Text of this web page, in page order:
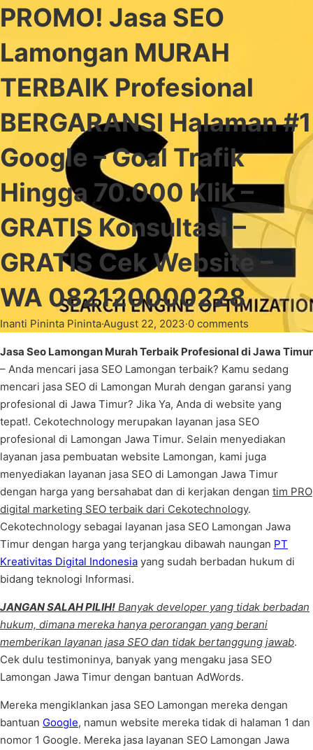
PROMO! Jasa SEO
Lamongan MURAH
TERBAIK Profesional
BERGARANSI Halaman #1
Google – Goal Trafik
Hingga 70.000 Klik –
GRATIS Konsultasi –
GRATIS Cek Website –
WA 082120000228
Inanti Pininta Pininta·August 22, 2023·0 comments
Jasa Seo Lamongan Murah Terbaik Profesional di Jawa Timur
– Anda mencari jasa SEO Lamongan terbaik? Kamu sedang
mencari jasa SEO di Lamongan Murah dengan garansi yang
profesional di Jawa Timur? Jika Ya, Anda di website yang
tepat!. Cekotechnology merupakan layanan jasa SEO
profesional di Lamongan Jawa Timur. Selain menyediakan
layanan jasa pembuatan website Lamongan, kami juga
menyediakan layanan jasa SEO di Lamongan Jawa Timur
dengan harga yang bersahabat dan di kerjakan dengan tim PRO
digital marketing SEO terbaik dari Cekotechnology.
Cekotechnology sebagai layanan jasa SEO Lamongan Jawa
Timur dengan harga yang terjangkau dibawah naungan PT
Kreativitas Digital Indonesia yang sudah berbadan hukum di
bidang teknologi Informasi.
JANGAN SALAH PILIH! Banyak developer yang tidak berbadan
hukum, dimana mereka hanya perorangan yang berani
memberikan layanan jasa SEO dan tidak bertanggung jawab.
Cek dulu testimoninya, banyak yang mengaku jasa SEO
Lamongan Jawa Timur dengan bantuan AdWords.
Mereka mengiklankan jasa SEO Lamongan mereka dengan
bantuan Google, namun website mereka tidak di halaman 1 dan
nomor 1 Google. Mereka jasa layanan SEO Lamongan Jawa